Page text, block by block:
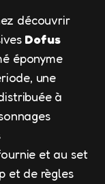
découvrir
Dofus
éponyme
une
à
et au set
et de règles